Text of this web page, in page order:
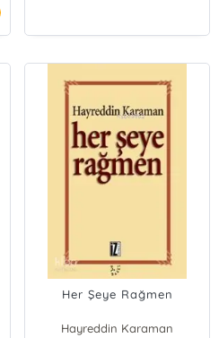
Her Şeye Rağmen
Hayreddin Karaman